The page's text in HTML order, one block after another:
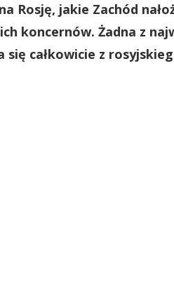
Rosję, jakie Zachód
koncernów. Żadna z
się całkowicie z